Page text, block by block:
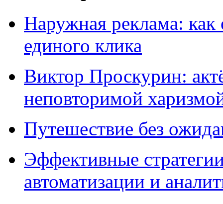
Наружная реклама: как
единого клика
Виктор Проскурин:
неповторимой
Путешествие без
Эффективные
автоматизации и